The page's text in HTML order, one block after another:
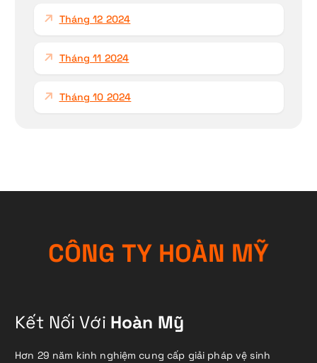
Tháng 12 2024
Tháng 11 2024
Tháng 10 2024
CÔNG TY HOÀN MỸ
Kết Nối Với Hoàn Mỹ
Hơn 29 năm kinh nghiệm cung cấp giải pháp vệ sinh